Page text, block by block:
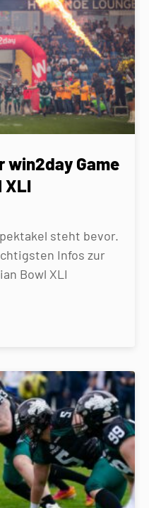
win2day Game
XLI
steht bevor.
Infos zur
Bowl XLI